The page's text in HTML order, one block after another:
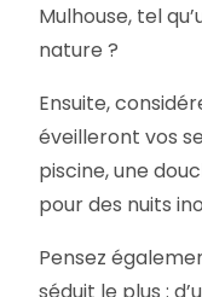
Mulhouse, tel
nature ?
Ensuite,
éveilleront vos
piscine, une
pour des nuits
Pensez
séduit le plus :